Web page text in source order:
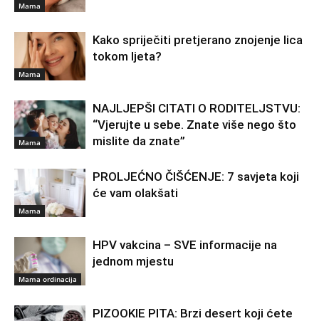
Mama
Mama
Kako spriječiti pretjerano znojenje lica
tokom ljeta?
Mama
NAJLJEPŠI CITATI O RODITELJSTVU:
“Vjerujte u sebe. Znate više nego što
mislite da znate”
Mama
PROLJEĆNO ČIŠĆENJE: 7 savjeta koji
će vam olakšati
Mama ordinacija
HPV vakcina – SVE informacije na
jednom mjestu
PIZOOKIE PITA: Brzi desert koji ćete